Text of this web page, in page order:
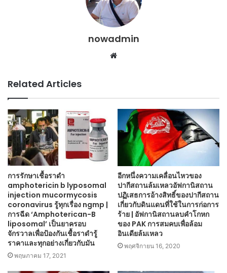
nowadmin
Website
Related Articles
การรักษาเชื้อราดำ
amphotericin b lyposomal
injection mucormycosis
coronavirus รู้ทุกเรื่อง ngmp |
การฉีด ‘Amphoterican-B
liposomal’ เป็นยาครอบ
จักรวาลเพื่อป้องกันเชื้อราดำรู้
ราคาและทุกอย่างเกี่ยวกับมัน
พฤษภาคม 17, 2021
อีกหนึ่งความเคลื่อนไหวของ
ปากีสถานล้มเหลวอัฟกานิสถาน
ปฏิเสธการอ้างสิทธิ์ของปากีสถาน
เกี่ยวกับดินแดนที่ใช้ในการก่อการ
ร้าย | อัฟกานิสถานลบคำโกหก
ของ PAK การสมคบเพื่อล้อม
อินเดียล้มเหลว
พฤศจิกายน 16, 2020